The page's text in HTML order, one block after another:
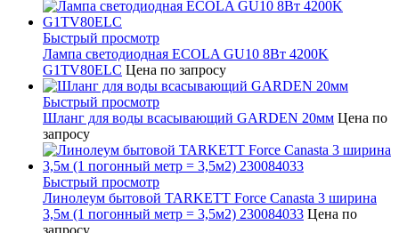
Быстрый просмотр
Лампа светодиодная ECOLA GU10 8Вт 4200K
G1TV80ELC Цена по запросу
Быстрый просмотр
Шланг для воды всасывающий GARDEN 20мм Цена по
запросу
Быстрый просмотр
Линолеум бытовой TARKETT Force Canasta 3 ширина
3,5м (1 погонный метр = 3,5м2) 230084033 Цена по
запросу